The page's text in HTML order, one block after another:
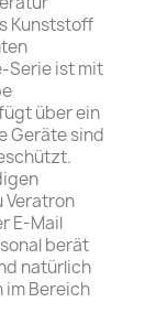
Kunststoff
Serie ist mit
über ein
Geräte sind
Veratron
E-Mail
berät
natürlich
im Bereich